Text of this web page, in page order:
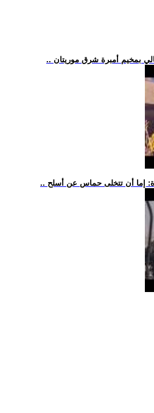
مالي بمخيم أمبرة شرق موريتان
إما أن تتخلى حماس عن أسلح